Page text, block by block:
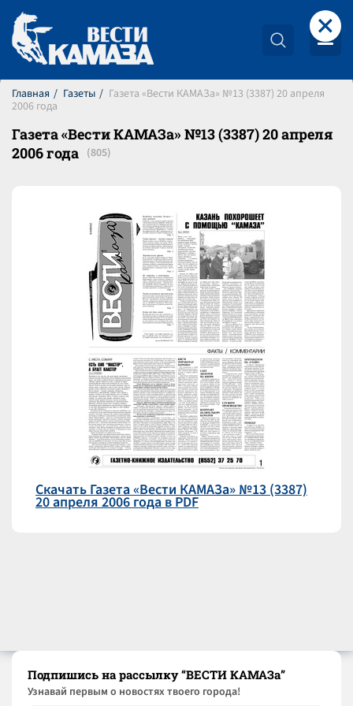
Главная Газеты
Газета «Вести КАМАЗа» №13 (3387) 20 апреля
2006 года
Газета «Вести КАМАЗа» №13 (3387) 20 апреля
2006 года
Скачать Газета «Вести КАМАЗа» №13 (3387)
20 апреля 2006 года в PDF
+
Подпишись на рассылку “ВЕСТИ КАМАЗа”
Узнaвай первым о новостях твоего города!